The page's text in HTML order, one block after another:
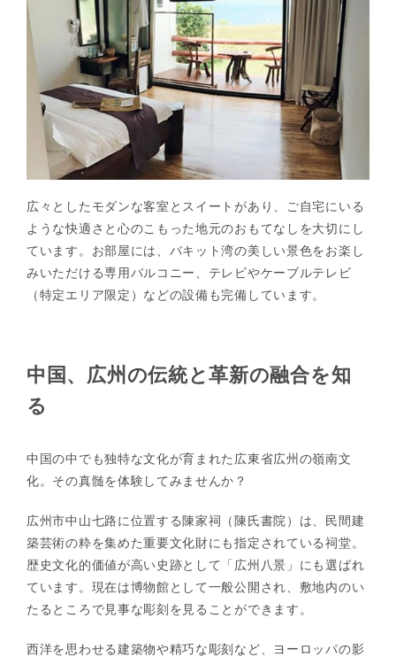
広々としたモダンな客室とスイートがあり、ご自宅にいる
ような快適さと心のこもった地元のおもてなしを大切にし
ています。お部屋には、バキット湾の美しい景色をお楽し
みいただける専用バルコニー、テレビやケーブルテレビ
（特定エリア限定）などの設備も完備しています。
中国、広州の伝統と革新の融合を知
る
中国の中でも独特な文化が育まれた広東省広州の嶺南文
化。その真髄を体験してみませんか？
広州市中山七路に位置する陳家祠（陳氏書院）は、民間建
築芸術の粋を集めた重要文化財にも指定されている祠堂。
歴史文化的価値が高い史跡として「広州八景」にも選ばれ
ています。現在は博物館として一般公開され、敷地内のい
たるところで見事な彫刻を見ることができます。
西洋を思わせる建築物や精巧な彫刻など、ヨーロッパの影